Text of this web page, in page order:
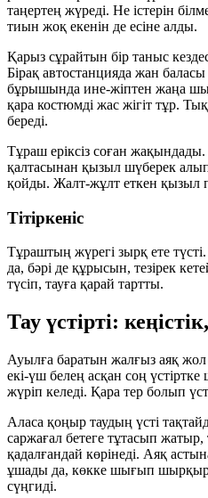
таңертең жүреді. Не істерін
тиын жоқ екенін де есіне алды.
Қарыз сұрайтын бір таныс
Бірақ автостанцияда жан
бұрышында ине-жіптен жаңа
қара костюмді жас жігіт тұр.
береді.
Тұраш еріксіз соған жақындады.
қалтасынан қызыл шүберек
қойды. Жалт-жұлт еткен қызыл
Тітіркеніс
Тұраштың жүрегі зырқ ете
да, бәрі де құрысын, тезірек
түсіп, тауға қарай тартты.
Тау үстірті:
Ауылға баратын жалғыз аяқ жол
екі-үш белең асқан соң
жүріп келеді. Қара тер болып
Аласа қоңыр таудың үсті
саржағал бетеге тұтасып жатыр,
қадалғандай көрінеді. Аяқ
ұшады да, көкке шығып
сүңгиді.